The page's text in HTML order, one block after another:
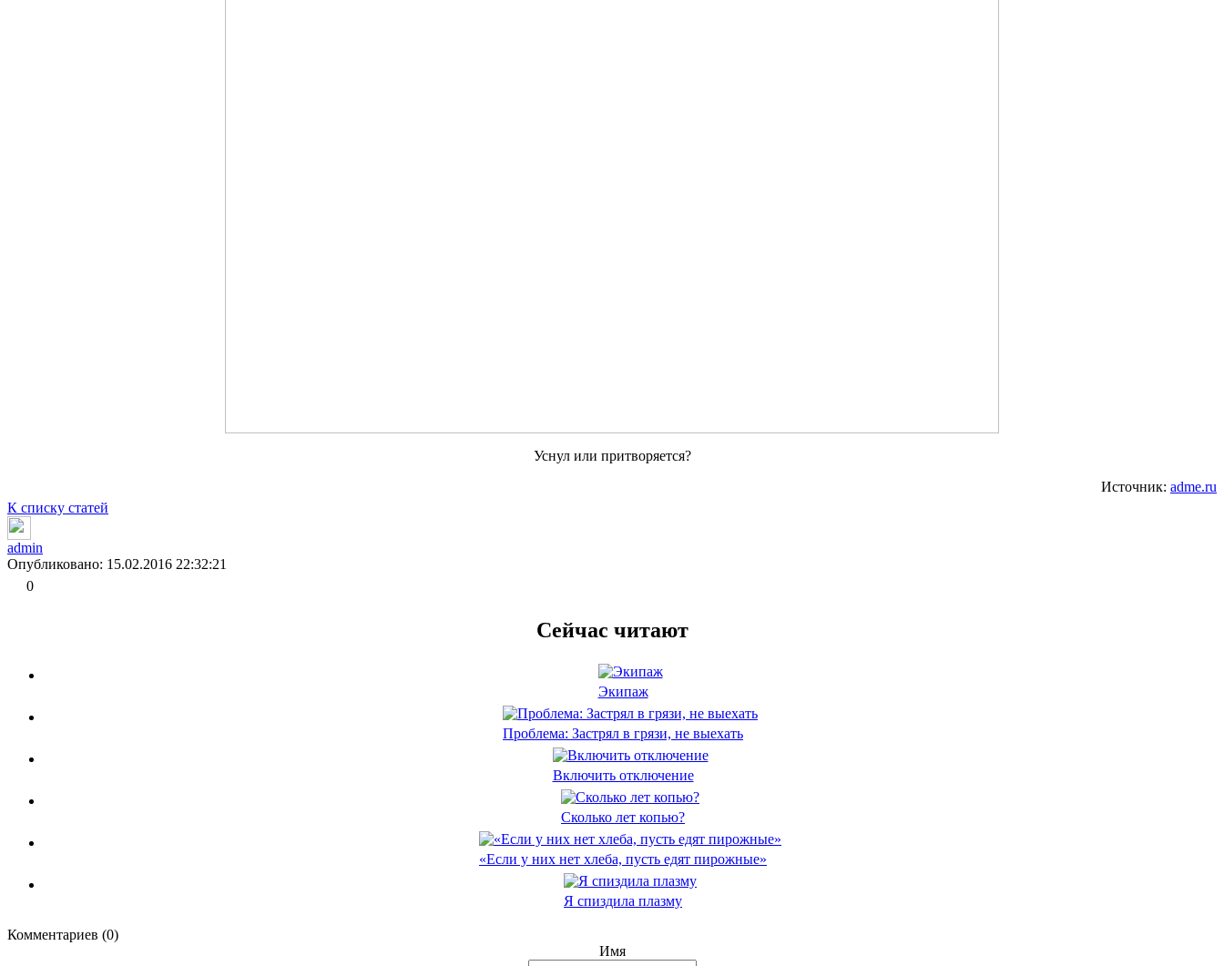
Уснул или притворяется?
Источник: adme.ru
К списку статей
admin
Опубликовано: 15.02.2016 22:32:21
0
Сейчас читают
Экипаж
Проблема: Застрял в грязи, не выехать
Включить отключение
Сколько лет копью?
«Если у них нет хлеба, пусть едят пирожные»
Я спиздила плазму
Комментариев (0)
Имя